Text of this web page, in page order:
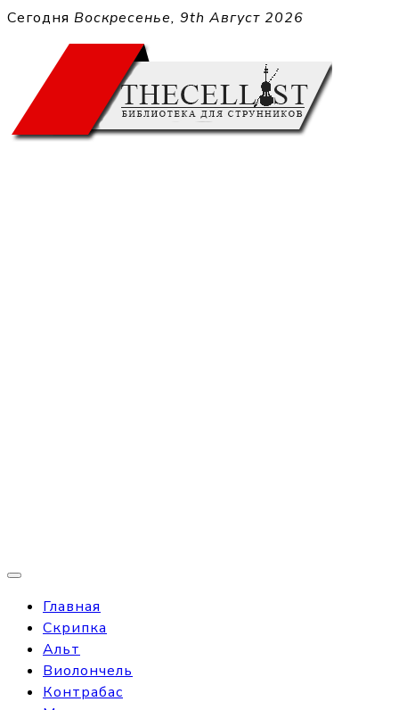
Перейти
содержимому
Сегодня Воскресенье, 9th Август 2026
Главная
Скрипка
Альт
Виолончель
Контрабас